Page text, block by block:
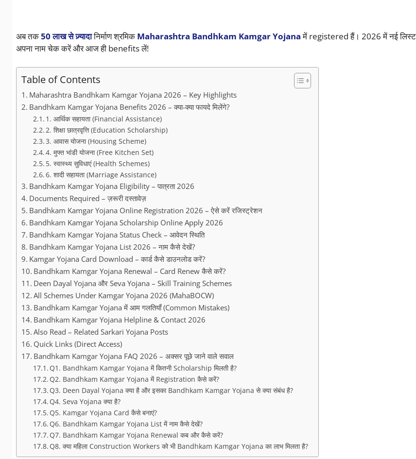
अब तक50 लाख से ज़्यादानिर्माण श्रमिक Maharashtra Bandhkam Kamgar Yojanaमें registered हैं। 2026 में नई लिस्ट
अपना नाम चेक करें और आज ही benefits लें!
Table of Contents
Maharashtra Bandhkam Kamgar Yojana 2026 – Key Highlights
Bandhkam Kamgar Yojana Benefits 2026 – क्या-क्या फायदे मिलेंगे?
1. आर्थिक सहायता (Financial Assistance)
2. शिक्षा छात्रवृत्ति (Education Scholarship)
3. आवास योजना (Housing Scheme)
4. मुफ्त भांडी योजना (Free Kitchen Set)
5. स्वास्थ्य सुविधाएं (Health Schemes)
6. शादी सहायता (Marriage Assistance)
Bandhkam Kamgar Yojana Eligibility – पात्रता 2026
Documents Required – ज़रूरी दस्तावेज़
Bandhkam Kamgar Yojana Online Registration 2026 – ऐसे करें रजिस्ट्रेशन
Bandhkam Kamgar Yojana Scholarship Online Apply 2026
Bandhkam Kamgar Yojana Status Check – आवेदन स्थिति
Bandhkam Kamgar Yojana List 2026 – नाम कैसे देखें?
Kamgar Yojana Card Download – कार्ड कैसे डाउनलोड करें?
Bandhkam Kamgar Yojana Renewal – Card Renew कैसे करें?
Deen Dayal Yojana और Seva Yojana – Skill Training Schemes
All Schemes Under Kamgar Yojana 2026 (MahaBOCW)
Bandhkam Kamgar Yojana में आम गलतियाँ (Common Mistakes)
Bandhkam Kamgar Yojana Helpline & Contact 2026
Also Read – Related Sarkari Yojana Posts
Quick Links (Direct Access)
Bandhkam Kamgar Yojana FAQ 2026 – अक्सर पूछे जाने वाले सवाल
Q1. Bandhkam Kamgar Yojana में कितनी Scholarship मिलती है?
Q2. Bandhkam Kamgar Yojana में Registration कैसे करें?
Q3. Deen Dayal Yojana क्या है और इसका Bandhkam Kamgar Yojana से क्या संबंध है?
Q4. Seva Yojana क्या है?
Q5. Kamgar Yojana Card कैसे बनाएं?
Q6. Bandhkam Kamgar Yojana List में नाम कैसे देखें?
Q7. Bandhkam Kamgar Yojana Renewal कब और कैसे करें?
Q8. क्या महिला Construction Workers को भी Bandhkam Kamgar Yojana का लाभ मिलता है?